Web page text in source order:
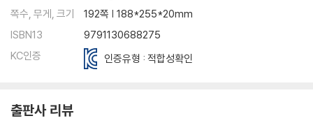
쪽수, 무게, 크기
192쪽 | 188*255*20mm
ISBN13
9791130688275
KC인증
인증유형 : 적합성확인
출판사 리뷰